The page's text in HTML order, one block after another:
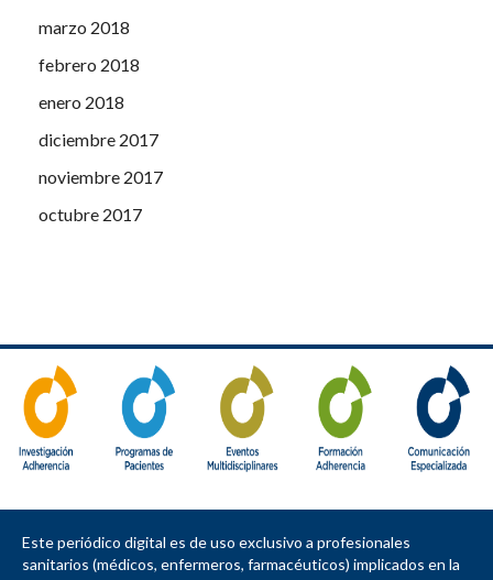
marzo 2018
febrero 2018
enero 2018
diciembre 2017
noviembre 2017
octubre 2017
Este periódico digital es de uso exclusivo a profesionales
sanitarios (médicos, enfermeros, farmacéuticos) implicados en la